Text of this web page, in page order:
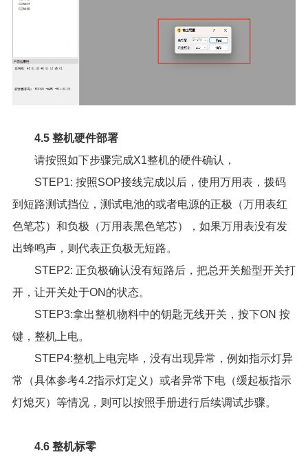
4.5 整机硬件部署
请按照如下步骤完成X1整机的硬件确认，
STEP1: 按照SOP接线完成以后，使用万用表，拨码
到短路测试挡位，测试电池的或者电源的正极（万用表红
色笔芯）和负极（万用表黑色笔芯），如果万用表没有发
出蜂鸣声，则代表正负极无短路。
STEP2: 正负极确认没有短路后，把总开关船型开关打
开，让开关处于ON的状态。
STEP3:拿出整机物料中的钥匙无线开关，按下ON 按
键，整机上电。
STEP4:整机上电完毕，没有出现异常，例如指示灯异
常（具体参考4.2指示灯定义）或者异常下电（缓起板指示
灯熄灭）等情况，则可以按照手册进行后续调试步骤。
4.6 整机标零